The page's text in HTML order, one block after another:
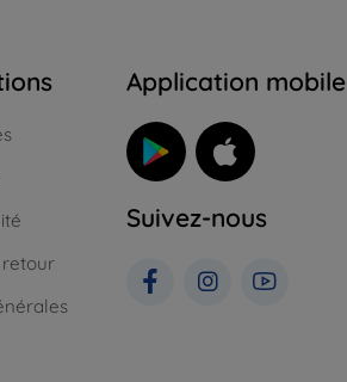
retour
Application mobile
Suivez-nous